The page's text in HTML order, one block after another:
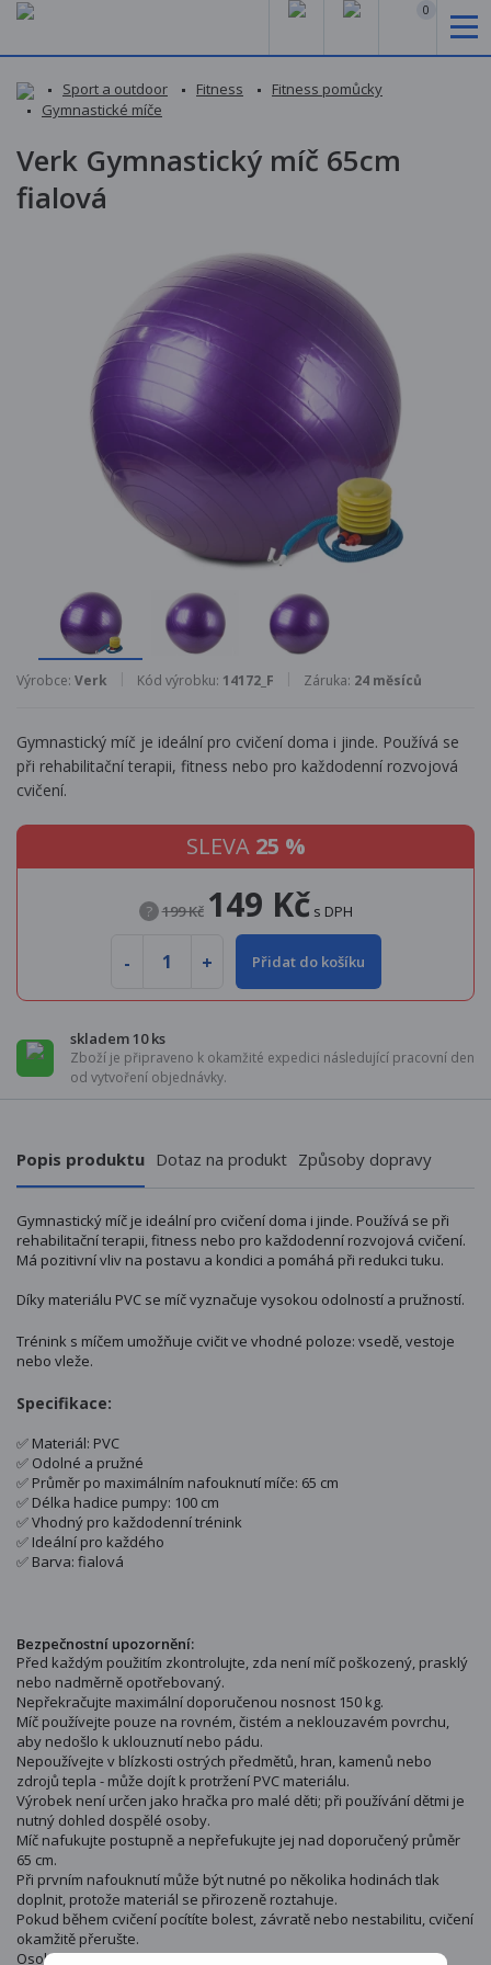
0
Sport a outdoor Fitness
Fitness pomůcky
Gymnastické míče
Verk Gymnastický míč 65cm
fialová
Výrobce: Verk Kód výrobku: 14172_F Záruka: 24 měsíců
Gymnastický míč je ideální pro cvičení doma i jinde. Používá se
při rehabilitační terapii, fitness nebo pro každodenní rozvojová
cvičení.
SLEVA 25 %
? 199 Kč 149 Kč s DPH
Přidat do košíku
skladem 10 ks
Zboží je připraveno k okamžité expedici následující pracovní den
od vytvoření objednávky.
Popis produktu Dotaz na produkt Způsoby dopravy
Gymnastický míč je ideální pro cvičení doma i jinde. Používá se při
rehabilitační terapii, fitness nebo pro každodenní rozvojová cvičení.
Má pozitivní vliv na postavu a kondici a pomáhá při redukci tuku.
Díky materiálu PVC se míč vyznačuje vysokou odolností a pružností.
Trénink s míčem umožňuje cvičit ve vhodné poloze: vsedě, vestoje
nebo vleže.
Specifikace:
✅ Materiál: PVC
✅ Odolné a pružné
✅ Průměr po maximálním nafouknutí míče: 65 cm
✅ Délka hadice pumpy: 100 cm
✅ Vhodný pro každodenní trénink
✅ Ideální pro každého
✅ Barva: fialová
Bezpečnostní upozornění:
Před každým použitím zkontrolujte, zda není míč poškozený, prasklý
nebo nadměrně opotřebovaný.
Nepřekračujte maximální doporučenou nosnost 150 kg.
Míč používejte pouze na rovném, čistém a neklouzavém povrchu,
aby nedošlo k uklouznutí nebo pádu.
Nepoužívejte v blízkosti ostrých předmětů, hran, kamenů nebo
zdrojů tepla - může dojít k protržení PVC materiálu.
Výrobek není určen jako hračka pro malé děti; při používání dětmi je
nutný dohled dospělé osoby.
Míč nafukujte postupně a nepřefukujte jej nad doporučený průměr
65 cm.
Při prvním nafouknutí může být nutné po několika hodinách tlak
doplnit, protože materiál se přirozeně roztahuje.
Pokud během cvičení pocítíte bolest, závratě nebo nestabilitu, cvičení
okamžitě přerušte.
Osoby po úrazech, operacích nebo s problémy se zády by měly